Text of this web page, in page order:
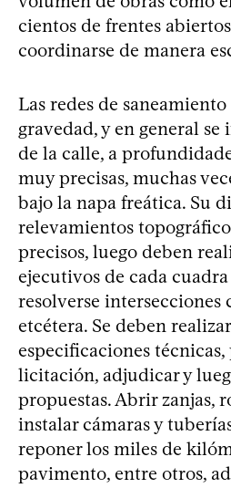
cientos de frentes
coordinarse de manera
Las redes de
gravedad, y en general se
de la calle, a
muy precisas, muchas
bajo la napa freática. Su
relevamientos
precisos, luego deben
ejecutivos de cada
resolverse intersecciones
etcétera. Se deben
especificaciones
licitación, adjudicar y
propuestas. Abrir zanjas,
instalar cámaras y
reponer los miles de
pavimento, entre otros,